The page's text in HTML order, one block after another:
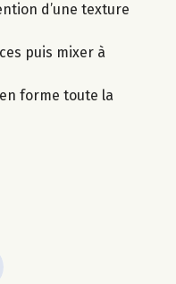
d’une texture
puis mixer à
forme toute la